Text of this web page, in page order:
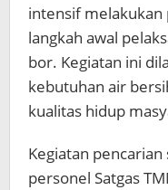
intensif melakukan
langkah awal
bor. Kegiatan ini
kebutuhan air
kualitas hidup
Kegiatan
personel Satgas